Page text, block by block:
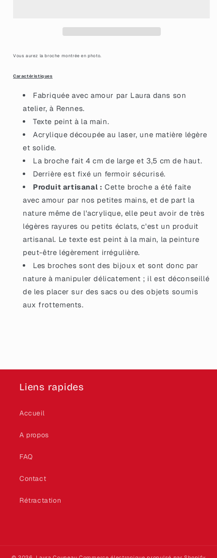
blanche
corail
blanche
Vous aurez la broche montrée en photo.
Caractéristiques
Fabriquée avec amour par Laura dans son
atelier, à Rennes.
Texte peint à la main.
Acrylique découpée au laser, une matière légère
et solide.
La broche fait 4 cm de large et 3,5 cm de haut.
Derrière est fixé un fermoir sécurisé.
Produit artisanal : Cette broche a été faite
avec amour par nos petites mains, et de part la
nature même de l'acrylique, elle peut avoir de très
légères rayures ou petits éclats, c'est un produit
artisanal. Le texte est peint à la main, la peinture
peut-être légèrement irrégulière.
Les broches sont des bijoux et sont donc par
nature à manipuler délicatement ; il est déconseillé
de les placer sur des sacs ou des objets soumis
aux frottements.
Liens rapides
Accueil
A propos
FAQ
Contact
Rétractation